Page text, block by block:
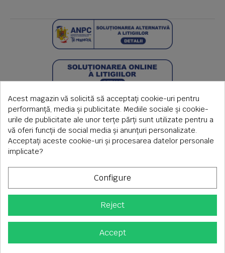
Copyright © 2026 S.C. Rimi S.R.L. , Reg.Com: J1992000639351,
CUI: RO1824566
Tel fix: 0256-275 273 mobil: 0720 699 655 ,
Acest magazin vă solicită să acceptați cookie-uri pentru
performanță, media și publicitate. Mediile sociale și cookie-
urile de publicitate ale unor terțe părți sunt utilizate pentru a
vă oferi funcții de social media și anunțuri personalizate.
Acceptați aceste cookie-uri și procesarea datelor personale
implicate?
Configure
Reject
Accept